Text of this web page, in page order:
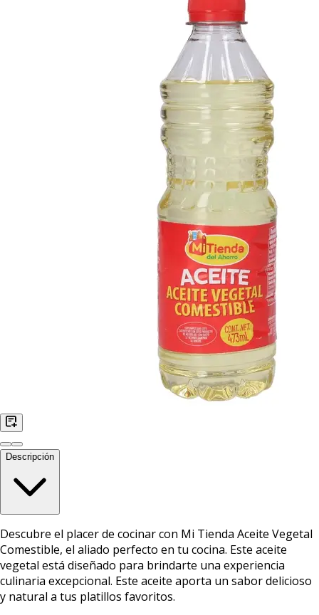
Descripción
Descubre el placer de cocinar con Mi Tienda Aceite Vegetal
Comestible, el aliado perfecto en tu cocina. Este aceite
vegetal está diseñado para brindarte una experiencia
culinaria excepcional. Este aceite aporta un sabor delicioso
y natural a tus platillos favoritos.